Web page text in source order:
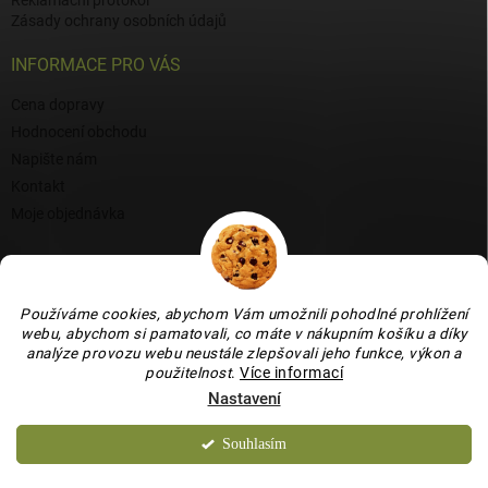
Používáme cookies, abychom Vám umožnili pohodlné prohlížení
webu, abychom si pamatovali, co máte v nákupním košíku a díky
analýze provozu webu neustále zlepšovali jeho funkce, výkon a
použitelnost. Více informací
Nastavení
Souhlasím
Zásady ochrany osobních údajů
INFORMACE PRO VÁS
Proč si vybrat naši keramiku?
Jak vybrat vánoční venkovní dekoraci: tipy a inspirace
Co dokážou vaječné skořápky v zahradě, květináči i na balkoně
Bydlení je hračka. Všechna práva vyhrazena.
nastavení cookies